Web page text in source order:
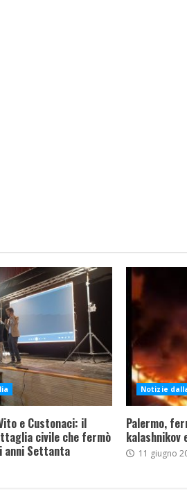
e Custonaci: il
civile che fermò
anni Settanta
Notizie
Palermo,
11 giugno